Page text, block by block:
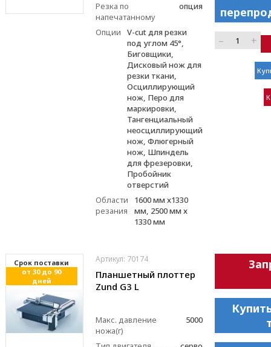
Резка по
напечатанному
опция
Опции
V-cut для резки
под углом 45°,
Биговщики,
Дисковый нож для
резки ткани,
Осциллирующий
нож, Перо для
маркировки,
Тангенциальный
неосциллирующий
нож, Флюгерный
нож, Шпиндель
для фрезеровки,
Пробойник
отверстий
Области
резания
1600 мм х1330
мм, 2500 мм х
1330 мм
– +
Cрок поставки
от 30 до 90
дней
Артикул: 70174
Планшетный плоттер
Zund G3 L
Макс. давление
ножа(г)
5000